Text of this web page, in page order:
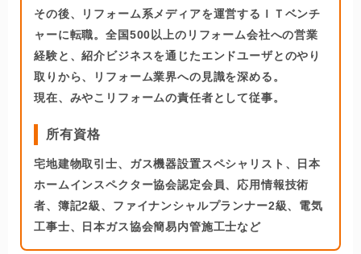
その後、リフォーム系メディアを運営するＩＴベンチ
ャーに転職。全国500以上のリフォーム会社への営業
経験と、紹介ビジネスを通じたエンドユーザとのやり
取りから、リフォーム業界への見識を深める。
現在、みやこリフォームの責任者として従事。
所有資格
宅地建物取引士、ガス機器設置スペシャリスト、日本
ホームインスペクター協会認定会員、応用情報技術
者、簿記2級、ファイナンシャルプランナー2級、電気
工事士、日本ガス協会簡易内管施工士など